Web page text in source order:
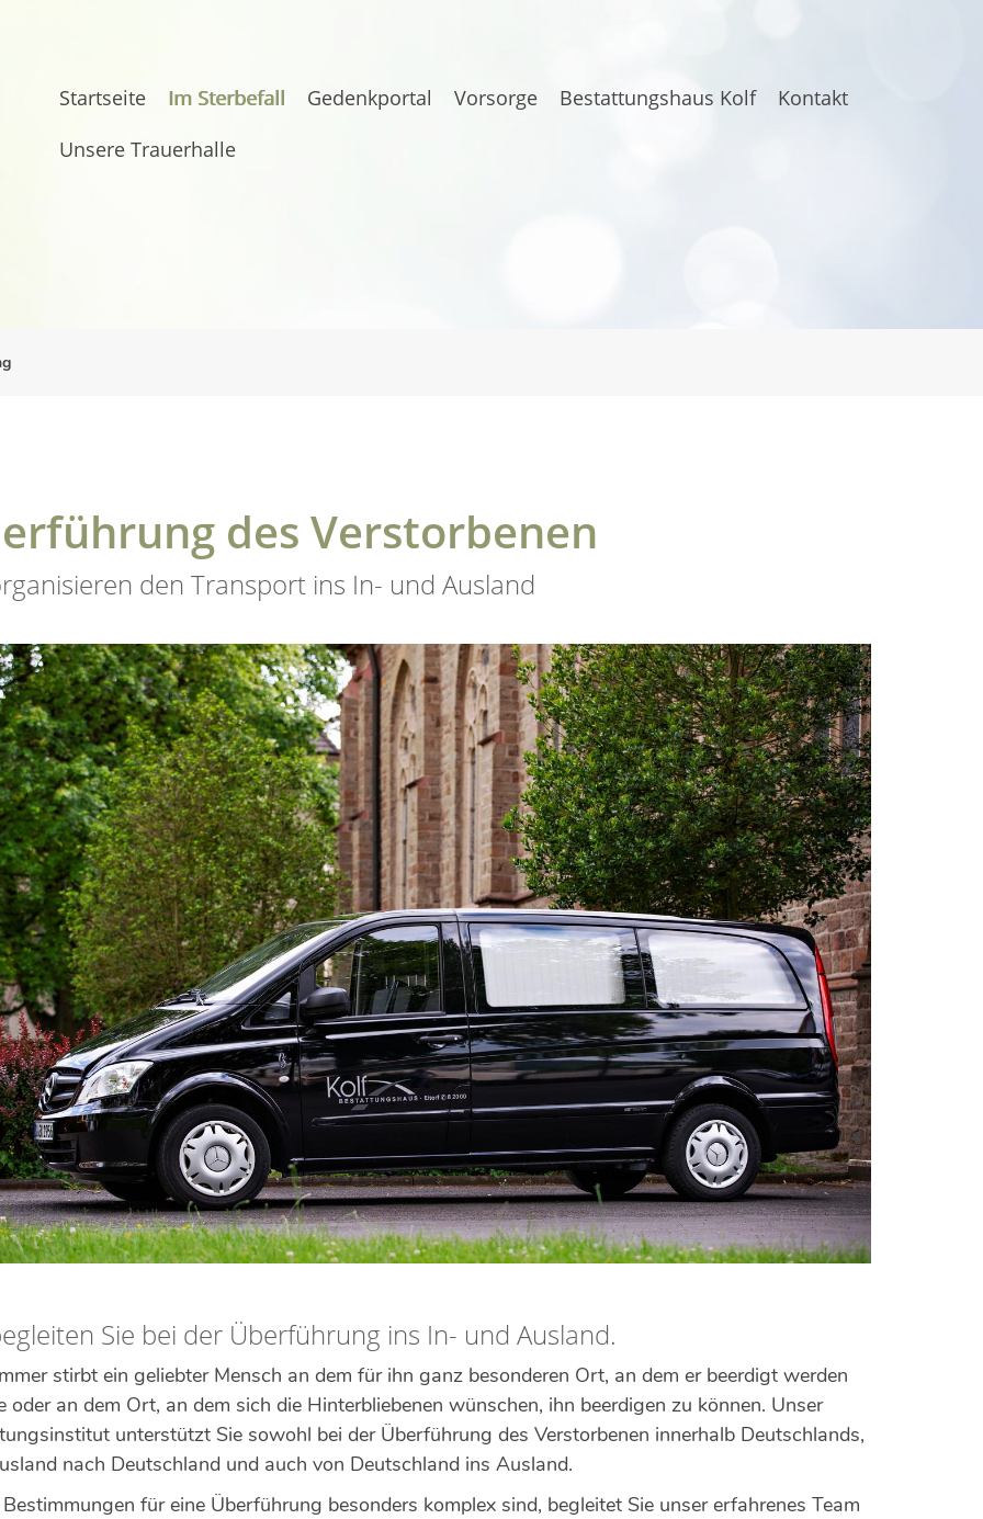
Startseite Im Sterbefall Gedenkportal Vorsorge Bestattungshaus Kolf
Kontakt
Unsere Trauerhalle
des Verstorbenen
den Transport ins In- und Ausland
Sie bei der Überführung ins In- und Ausland.
stirbt ein geliebter Mensch an dem für ihn ganz besonderen Ort, an dem er beerdigt werden
oder an dem Ort, an dem sich die Hinterbliebenen wünschen, ihn beerdigen zu können. Unser
unterstützt Sie sowohl bei der Überführung des Verstorbenen innerhalb Deutschlands,
nach Deutschland und auch von Deutschland ins Ausland.
für eine Überführung besonders komplex sind, begleitet Sie unser erfahrenes Team